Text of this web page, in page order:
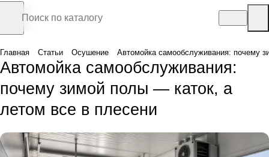
Главная Статьи Осушение Автомойка самообслуживания: почему
Автомойка самообслуживания:
почему зимой полы — каток, а
летом все в плесени